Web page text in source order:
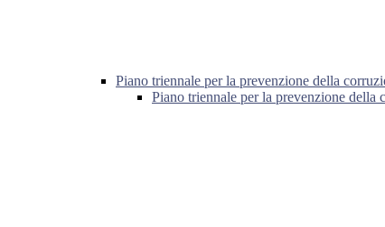
Piano triennale per la prevenzione della
Piano triennale per la prevenzione della